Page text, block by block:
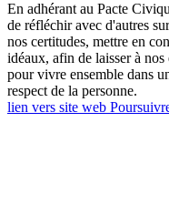
En adhérant au Pacte
de réfléchir avec d'autres
nos certitudes, mettre en
idéaux, afin de laisser à
pour vivre ensemble dans
respect de la personne.
lien vers site web